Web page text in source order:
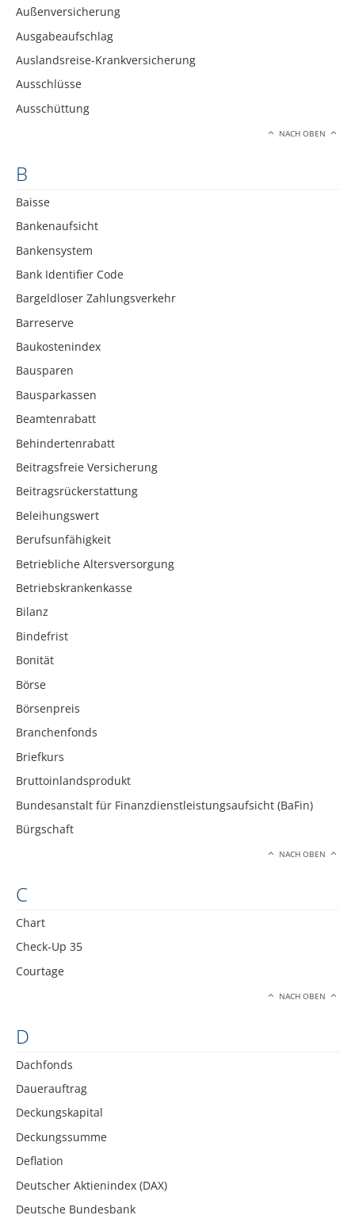
Außenversicherung
Ausgabeaufschlag
Auslandsreise-Krankversicherung
Ausschlüsse
Ausschüttung
NACH OBEN
B
Baisse
Bankenaufsicht
Bankensystem
Bank Identifier Code
Bargeldloser Zahlungsverkehr
Barreserve
Baukostenindex
Bausparen
Bausparkassen
Beamtenrabatt
Behindertenrabatt
Beitragsfreie Versicherung
Beitragsrückerstattung
Beleihungswert
Berufsunfähigkeit
Betriebliche Altersversorgung
Betriebskrankenkasse
Bilanz
Bindefrist
Bonität
Börse
Börsenpreis
Branchenfonds
Briefkurs
Bruttoinlandsprodukt
Bundesanstalt für Finanzdienstleistungsaufsicht (BaFin)
Bürgschaft
NACH OBEN
C
Chart
Check-Up 35
Courtage
NACH OBEN
D
Dachfonds
Dauerauftrag
Deckungskapital
Deckungssumme
Deflation
Deutscher Aktienindex (DAX)
Deutsche Bundesbank